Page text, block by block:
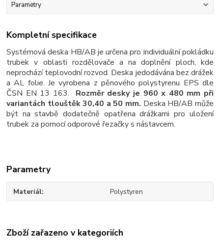
Parametry
Kompletní specifikace
Systémová deska HB/AB je určena pro individuální pokládku
trubek v oblasti rozdělovače a na doplnění ploch, kde
neprochází teplovodní rozvod. Deska jedodávána bez drážek
a AL folie.Je vyrobena z pěnového polystyrenu EPS dle
ČSN EN 13 163. Rozměr desky je 960 x 480 mm při
variantách tlouštěk 30,40 a 50 mm. Deska HB/AB může
být na stavbě dodatečně opatřena drážkami pro uložení
trubek za pomocí odporové řezačky s nástavcem.
Parametry
Materiál Polystyren
Zboží zařazeno v kategoriích